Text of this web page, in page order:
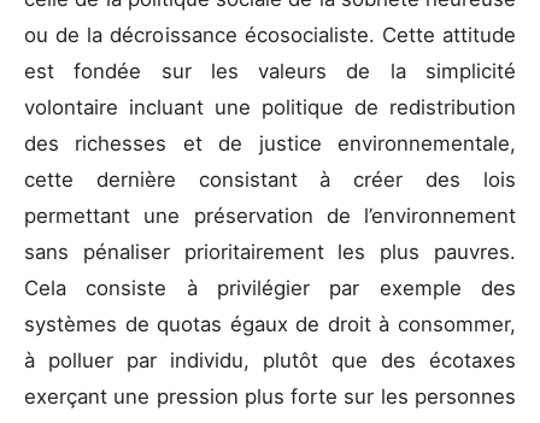
ou de la décroissance écosocialiste. Cette attitude
est fondée sur les valeurs de la simplicité
volontaire incluant une politique de redistribution
des richesses et de justice environnementale,
cette dernière consistant à créer des lois
permettant une préservation de l’environnement
sans pénaliser prioritairement les plus pauvres.
Cela consiste à privilégier par exemple des
systèmes de quotas égaux de droit à consommer,
à polluer par individu, plutôt que des écotaxes
exerçant une pression plus forte sur les personnes